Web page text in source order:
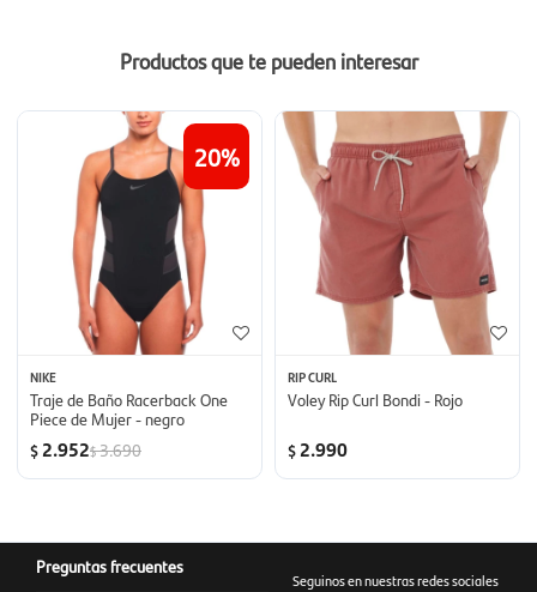
Productos que te pueden interesar
20
NIKE
Traje de Baño Racerback One
Piece de Mujer - negro
$2.952$3.690
RIP CURL
Voley Rip Curl Bondi - Rojo
$2.990
Preguntas frecuentes
Seguinos en nuestras redes sociales